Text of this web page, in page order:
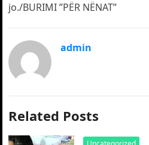
jo./BURIMI ”PËR NËNAT”
admin
Related Posts